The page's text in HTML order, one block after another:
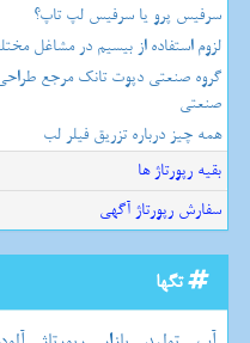
سرفیس پرو یا سرفیس لپ تاپ؟
لزوم استفاده از بیسیم در مشاغل
گروه صنعتی دپوت تانک مرجع
صنعتی
همه چیز درباره تزریق فیلر لب
بقیه رپورتاژ ها
سفارش رپورتاژ آگهی
تگها